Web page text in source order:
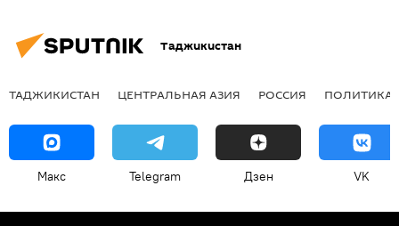
Таджикистан
ТАДЖИКИСТАН ЦЕНТРАЛЬНАЯ АЗИЯ РОССИЯ ПОЛИТИКА
Макс Telegram Дзен VK